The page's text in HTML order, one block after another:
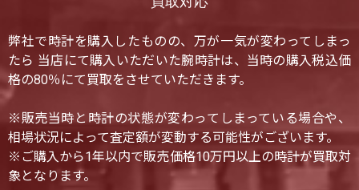
弊社で時計を購入したものの、万が一気が変わってしまっ
たら 当店にて購入いただいた腕時計は、当時の購入税込価
格の80％にて買取をさせていただきます。
※販売当時と時計の状態が変わってしまっている場合や、
相場状況によって査定額が変動する可能性がございます。
※ご購入から1年以内で販売価格10万円以上の時計が買取対
象となります。